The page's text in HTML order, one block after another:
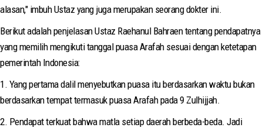
alasan," imbuh Ustaz yang juga merupakan seorang dokter ini.
Berikut adalah penjelasan Ustaz Raehanul Bahraen tentang pendapatnya
yang memilih mengikuti tanggal puasa Arafah sesuai dengan ketetapan
pemerintah Indonesia:
1. Yang pertama dalil menyebutkan puasa itu berdasarkan waktu bukan
berdasarkan tempat termasuk puasa Arafah pada 9 Zulhijjah.
2. Pendapat terkuat bahwa matla setiap daerah berbeda-beda. Jadi